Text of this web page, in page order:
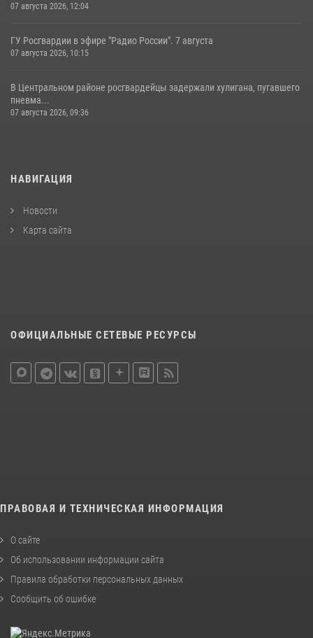
07 августа 2026, 12:04
ГУ Росгвардии в эфире "Радио России". 7 августа
07 августа 2026, 10:15
В Центральном районе росгвардейцы задержали хулигана, пугавшего
пневма...
07 августа 2026, 09:36
НАВИГАЦИЯ
Новости
Карта сайта
ОФИЦИАЛЬНЫЕ СЕТЕВЫЕ РЕСУРСЫ
ПРАВОВАЯ И ТЕХНИЧЕСКАЯ ИНФОРМАЦИЯ
О сайте
Об использовании информации сайта
Правила обработки персональных данных
Сообщить об ошибке